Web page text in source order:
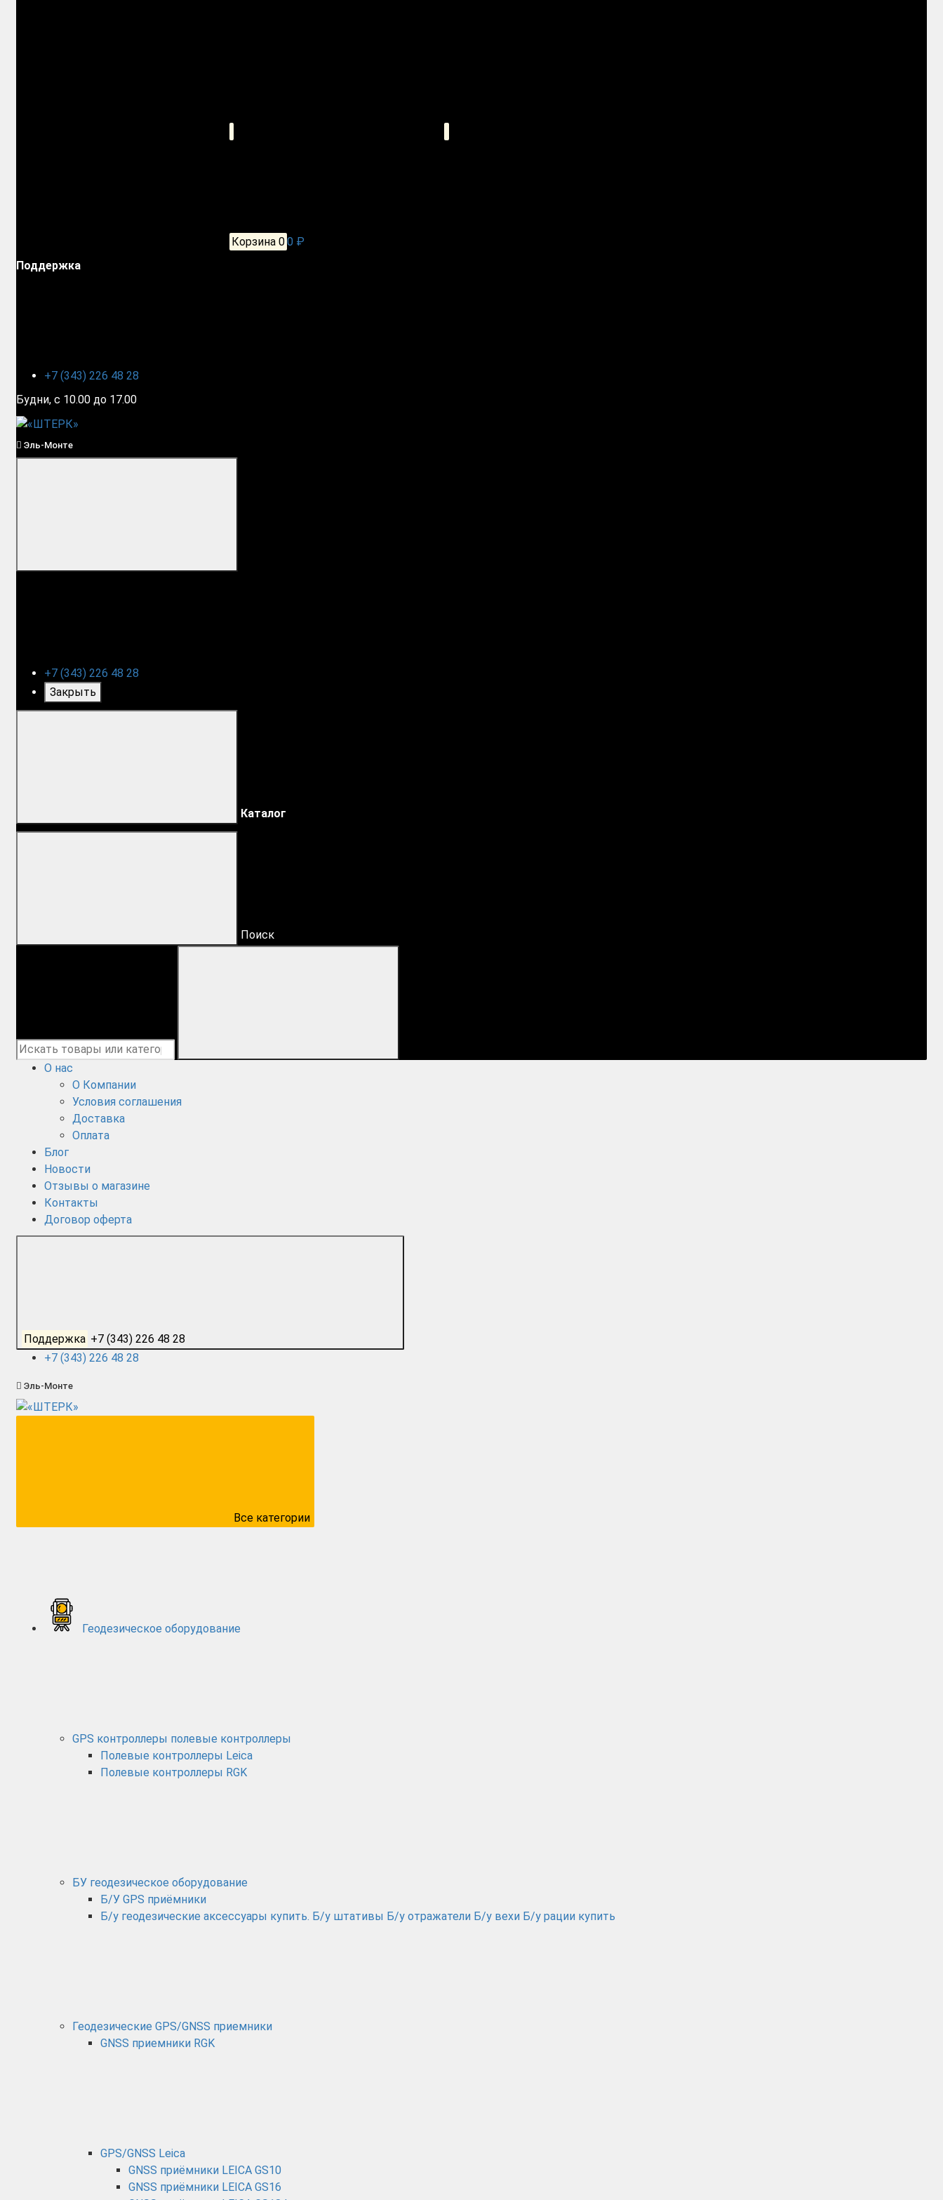
Корзина 00 ₽
Поддержка
+7 (343) 226 48 28
Будни, с 10.00 до 17.00
Эль-Монте
+7 (343) 226 48 28
Закрыть
Каталог
Поиск
О нас
О Компании
Условия соглашения
Доставка
Оплата
Блог
Новости
Отзывы о магазине
Контакты
Договор оферта
Поддержка +7 (343) 226 48 28
+7 (343) 226 48 28
Эль-Монте
Все категории
Геодезическое оборудование
GPS контроллеры полевые контроллеры
Полевые контроллеры Leica
Полевые контроллеры RGK
БУ геодезическое оборудование
Б/У GPS приёмники
Б/у геодезические аксессуары купить. Б/у штативы Б/у отражатели Б/у вехи Б/у рации купить
Геодезические GPS/GNSS приемники
GNSS приемники RGK
GPS/GNSS Leica
GNSS приёмники LEICA GS10
GNSS приёмники LEICA GS16